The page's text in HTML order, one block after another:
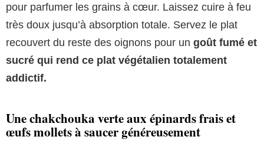
pour parfumer les grains à cœur. Laissez cuire à feu
très doux jusqu’à absorption totale. Servez le plat
recouvert du reste des oignons pour un goût fumé et
sucré qui rend ce plat végétalien totalement
addictif.
Une chakchouka verte aux épinards frais et
œufs mollets à saucer généreusement